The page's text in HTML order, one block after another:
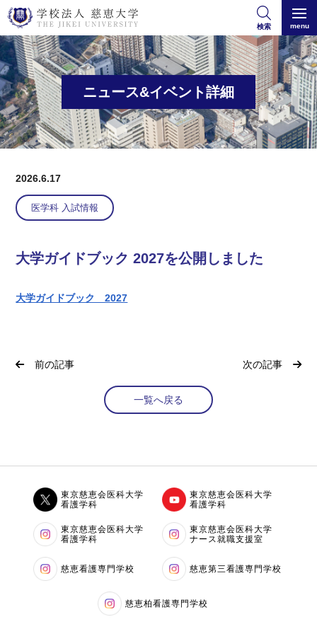
検索 menu
ニュース&イベント詳細
2026.6.17
医学科 入試情報
大学ガイドブック 2027を公開しました
大学ガイドブック 2027
前の記事
一覧へ戻る
次の記事
東京慈恵会医科大学
看護学科
東京慈恵会医科大学
看護学科
東京慈恵会医科大学
看護学科
東京慈恵会医科大学
ナース就職支援室
慈恵看護専門学校 慈恵第三看護専門学校
慈恵柏看護専門学校